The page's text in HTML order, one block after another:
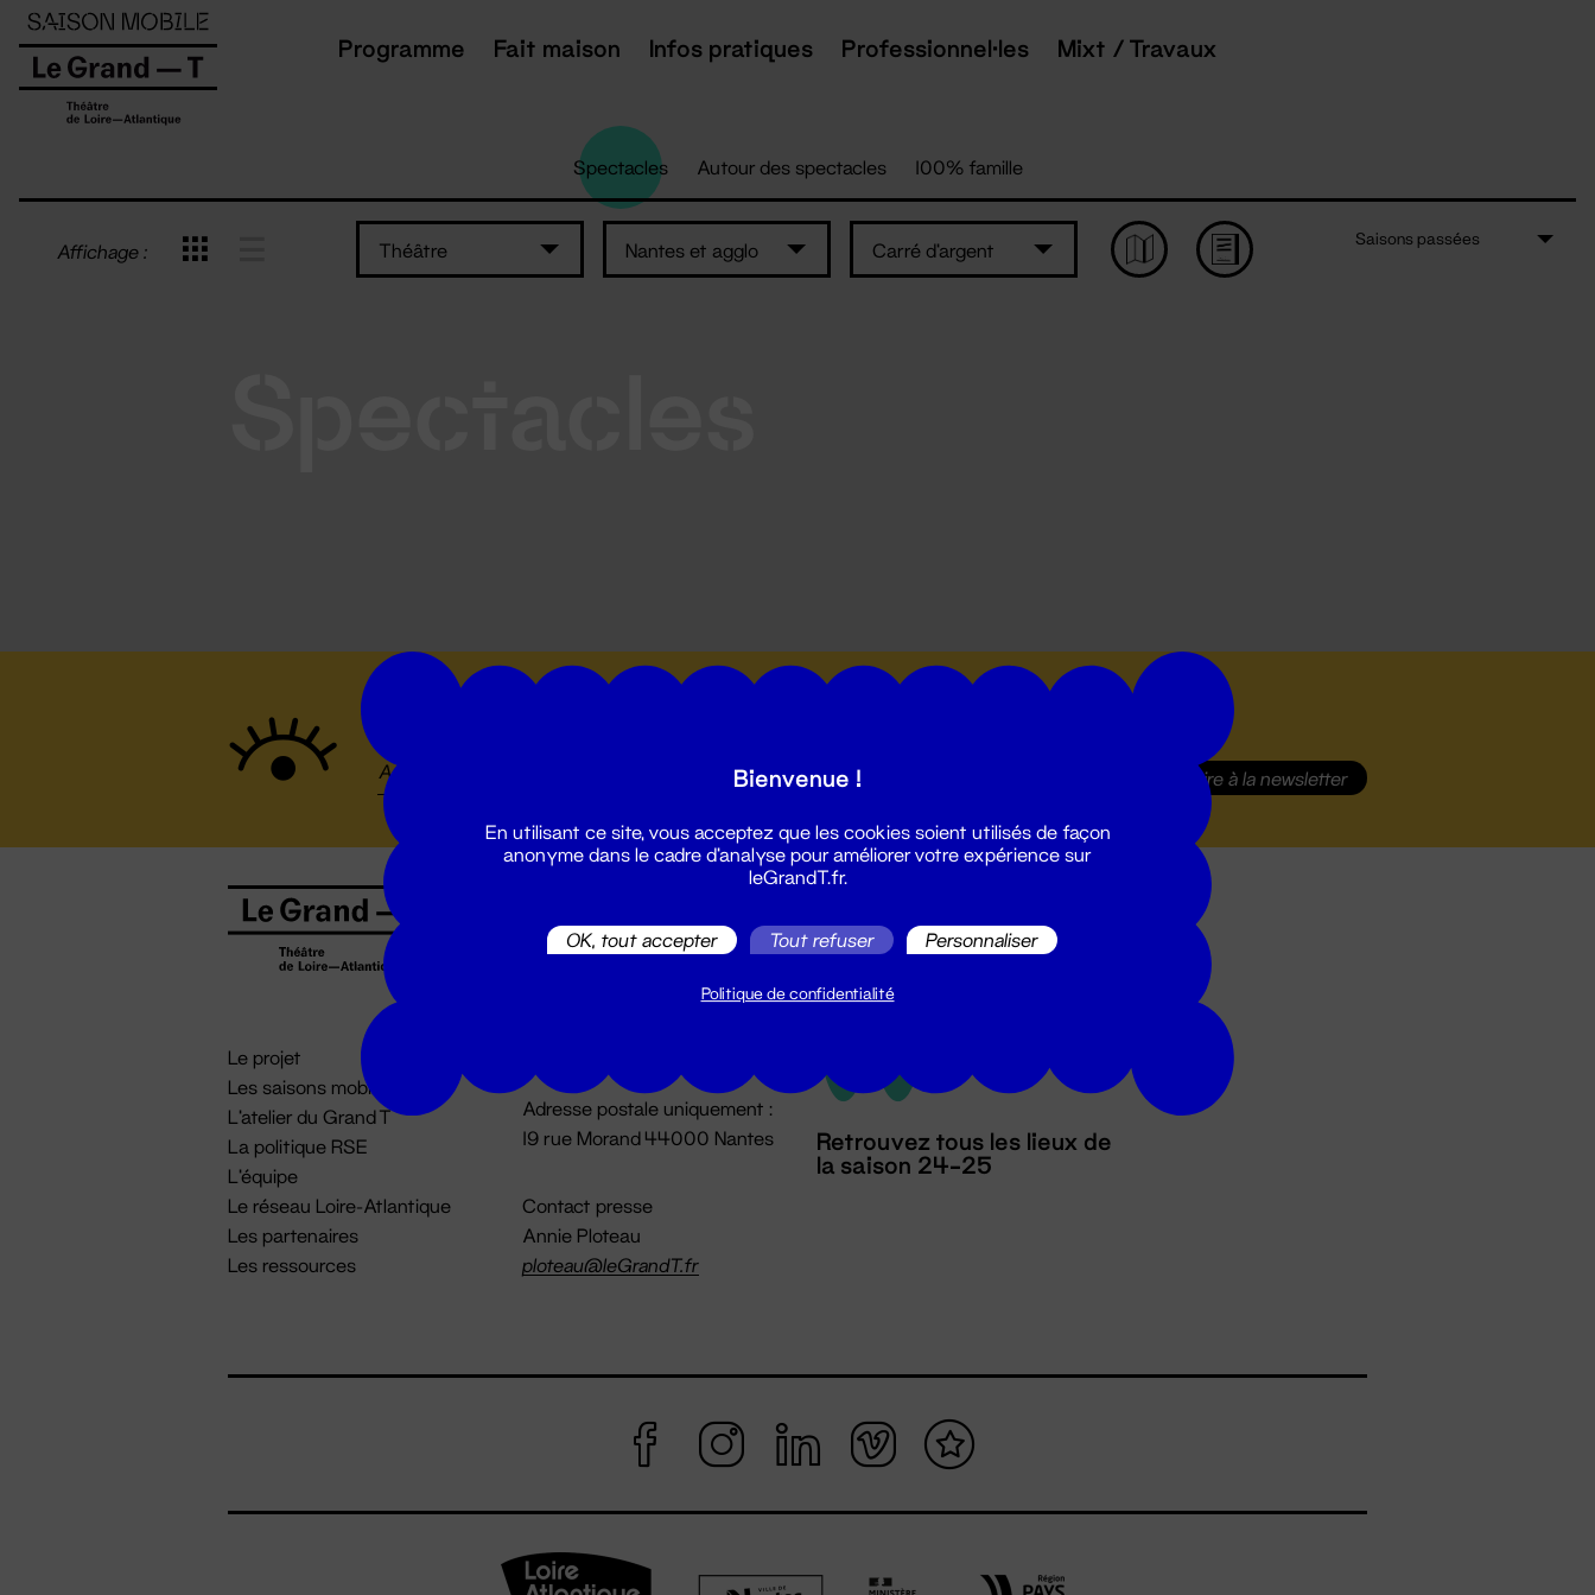
Programme Fait maison Infos pratiques Professionnel·les Mixt / Travaux
Spectacles Autour des spectacles 100% famille
Affichage : Théâtre Nantes et agglo Carré d'argent
Saisons passées
S'inscrire à la newsletter
Le projet
Les saisons mobiles
L'atelier du Grand T
La politique RSE
L'équipe
Le réseau Loire-Atlantique
Les partenaires
Les ressources
02 51 88 25 25
billetterie@leGrandT.fr
Du lundi au vendredi 14h → 18h
Adresse postale uniquement :
19 rue Morand 44000 Nantes
Contact presse
Annie Ploteau
ploteau@leGrandT.fr
Retrouvez tous les lieux de
la saison 24-25
Panneau de gestion des cookies
Bienvenue !
En utilisant ce site, vous acceptez que les cookies soient utilisés de façon
anonyme dans le cadre d'analyse pour améliorer votre expérience sur
leGrandT.fr.
OK, tout accepter Tout refuser Personnaliser
Politique de confidentialité